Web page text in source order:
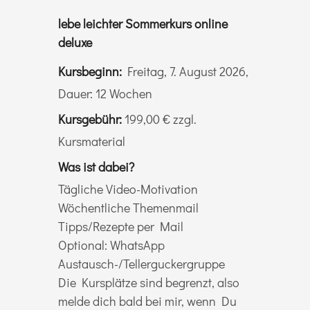
lebe leichter Sommerkurs online
deluxe
Kursbeginn: Freitag, 7. August 2026,
Dauer: 12 Wochen
Kursgebühr: 199,00 € zzgl.
Kursmaterial
Was ist dabei?
Tägliche Video-Motivation
Wöchentliche Themenmail
Tipps/Rezepte per Mail
Optional: WhatsApp
Austausch-/Tellerguckergruppe
Die Kursplätze sind begrenzt, also
melde dich bald bei mir, wenn Du